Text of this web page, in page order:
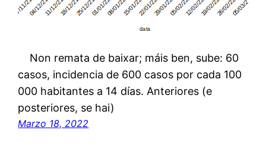
Non remata de baixar; máis ben, sube: 60
casos, incidencia de 600 casos por cada 100
000 habitantes a 14 días. Anteriores (e
posteriores, se hai)
Marzo 18, 2022